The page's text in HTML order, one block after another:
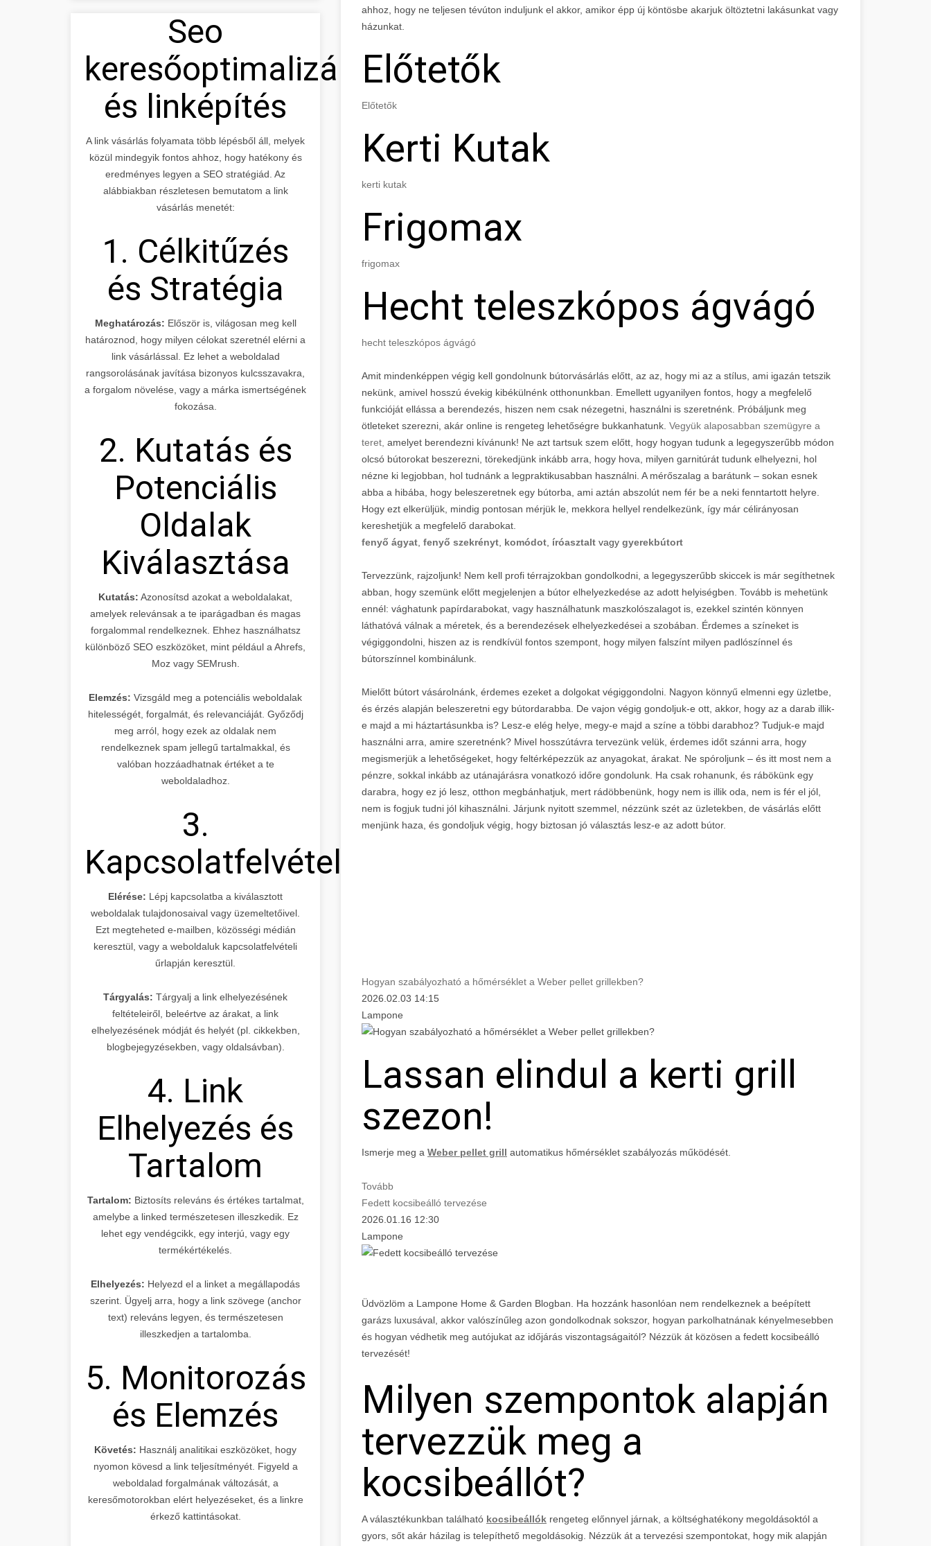
Seo
keresőoptimalizálás
és linképítés
A link vásárlás folyamata több lépésből áll, melyek
közül mindegyik fontos ahhoz, hogy hatékony és
eredményes legyen a SEO stratégiád. Az
alábbiakban részletesen bemutatom a link
vásárlás menetét:
1. Célkitűzés
és Stratégia
Meghatározás: Először is, világosan meg kell
határoznod, hogy milyen célokat szeretnél elérni a
link vásárlással. Ez lehet a weboldalad
rangsorolásának javítása bizonyos kulcsszavakra,
a forgalom növelése, vagy a márka ismertségének
fokozása.
2. Kutatás és
Potenciális
Oldalak
Kiválasztása
Kutatás: Azonosítsd azokat a weboldalakat,
amelyek relevánsak a te iparágadban és magas
forgalommal rendelkeznek. Ehhez használhatsz
különböző SEO eszközöket, mint például a Ahrefs,
Moz vagy SEMrush.
Elemzés: Vizsgáld meg a potenciális weboldalak
hitelességét, forgalmát, és relevanciáját. Győződj
meg arról, hogy ezek az oldalak nem
rendelkeznek spam jellegű tartalmakkal, és
valóban hozzáadhatnak értéket a te
weboldaladhoz.
3.
Kapcsolatfelvétel
Elérése: Lépj kapcsolatba a kiválasztott
weboldalak tulajdonosaival vagy üzemeltetőivel.
Ezt megteheted e-mailben, közösségi médián
keresztül, vagy a weboldaluk kapcsolatfelvételi
űrlapján keresztül.
Tárgyalás: Tárgyalj a link elhelyezésének
feltételeiről, beleértve az árakat, a link
elhelyezésének módját és helyét (pl. cikkekben,
blogbejegyzésekben, vagy oldalsávban).
4. Link
Elhelyezés és
Tartalom
Tartalom: Biztosíts releváns és értékes tartalmat,
amelybe a linked természetesen illeszkedik. Ez
lehet egy vendégcikk, egy interjú, vagy egy
termékértékelés.
Elhelyezés: Helyezd el a linket a megállapodás
szerint. Ügyelj arra, hogy a link szövege (anchor
text) releváns legyen, és természetesen
illeszkedjen a tartalomba.
5. Monitorozás
és Elemzés
Követés: Használj analitikai eszközöket, hogy
nyomon kövesd a link teljesítményét. Figyeld a
weboldalad forgalmának változását, a
keresőmotorokban elért helyezéseket, és a linkre
érkező kattintásokat.
ahhoz, hogy ne teljesen tévúton induljunk el akkor, amikor épp új köntösbe akarjuk öltöztetni lakásunkat vagy
házunkat.
Előtetők
Előtetők
Kerti Kutak
kerti kutak
Frigomax
frigomax
Hecht teleszkópos ágvágó
hecht teleszkópos ágvágó
Amit mindenképpen végig kell gondolnunk bútorvásárlás előtt, az az, hogy mi az a stílus, ami igazán tetszik
nekünk, amivel hosszú évekig kibékülnénk otthonunkban. Emellett ugyanilyen fontos, hogy a megfelelő
funkcióját ellássa a berendezés, hiszen nem csak nézegetni, használni is szeretnénk. Próbáljunk meg
ötleteket szerezni, akár online is rengeteg lehetőségre bukkanhatunk. Vegyük alaposabban szemügyre a
teret, amelyet berendezni kívánunk! Ne azt tartsuk szem előtt, hogy hogyan tudunk a legegyszerűbb módon
olcsó bútorokat beszerezni, törekedjünk inkább arra, hogy hova, milyen garnitúrát tudunk elhelyezni, hol
nézne ki legjobban, hol tudnánk a legpraktikusabban használni. A mérőszalag a barátunk – sokan esnek
abba a hibába, hogy beleszeretnek egy bútorba, ami aztán abszolút nem fér be a neki fenntartott helyre.
Hogy ezt elkerüljük, mindig pontosan mérjük le, mekkora hellyel rendelkezünk, így már célirányosan
kereshetjük a megfelelő darabokat.
fenyő ágyat fenyő szekrényt komódot íróasztalt vagy gyerekbútort
Tervezzünk, rajzoljunk! Nem kell profi térrajzokban gondolkodni, a legegyszerűbb skiccek is már segíthetnek
abban, hogy szemünk előtt megjelenjen a bútor elhelyezkedése az adott helyiségben. Tovább is mehetünk
ennél: vághatunk papírdarabokat, vagy használhatunk maszkolószalagot is, ezekkel szintén könnyen
láthatóvá válnak a méretek, és a berendezések elhelyezkedései a szobában. Érdemes a színeket is
végiggondolni, hiszen az is rendkívül fontos szempont, hogy milyen falszínt milyen padlószínnel és
bútorszínnel kombinálunk.
Mielőtt bútort vásárolnánk, érdemes ezeket a dolgokat végiggondolni. Nagyon könnyű elmenni egy üzletbe,
és érzés alapján beleszeretni egy bútordarabba. De vajon végig gondoljuk-e ott, akkor, hogy az a darab illik-
e majd a mi háztartásunkba is? Lesz-e elég helye, megy-e majd a színe a többi darabhoz? Tudjuk-e majd
használni arra, amire szeretnénk? Mivel hosszútávra tervezünk velük, érdemes időt szánni arra, hogy
megismerjük a lehetőségeket, hogy feltérképezzük az anyagokat, árakat. Ne spóroljunk – és itt most nem a
pénzre, sokkal inkább az utánajárásra vonatkozó időre gondolunk. Ha csak rohanunk, és rábökünk egy
darabra, hogy ez jó lesz, otthon megbánhatjuk, mert rádöbbenünk, hogy nem is illik oda, nem is fér el jól,
nem is fogjuk tudni jól kihasználni. Járjunk nyitott szemmel, nézzünk szét az üzletekben, de vásárlás előtt
menjünk haza, és gondoljuk végig, hogy biztosan jó választás lesz-e az adott bútor.
Hogyan szabályozható a hőmérséklet a Weber pellet grillekben?
2026.02.03 14:15
Lampone
Lassan elindul a kerti grill
szezon!
Ismerje meg a Weber pellet grill automatikus hőmérséklet szabályozás működését.
Tovább
Fedett kocsibeálló tervezése
2026.01.16 12:30
Lampone
Üdvözlöm a Lampone Home & Garden Blogban. Ha hozzánk hasonlóan nem rendelkeznek a beépített
garázs luxusával, akkor valószínűleg azon gondolkodnak sokszor, hogyan parkolhatnának kényelmesebben
és hogyan védhetik meg autójukat az időjárás viszontagságaitól? Nézzük át közösen a fedett kocsibeálló
tervezését!
Milyen szempontok alapján
tervezzük meg a
kocsibeállót?
A választékunkban található kocsibeállók rengeteg előnnyel járnak, a költséghatékony megoldásoktól a
gyors, sőt akár házilag is telepíthető megoldásokig. Nézzük át a tervezési szempontokat, hogy mik alapján